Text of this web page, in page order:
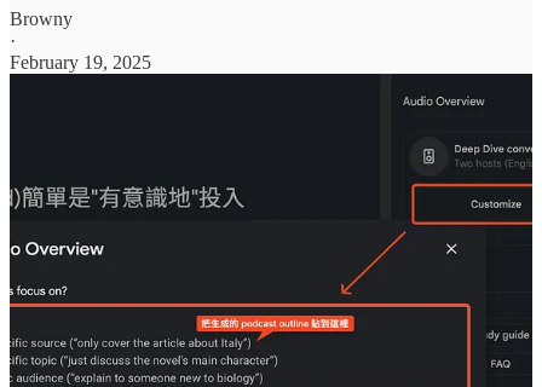
Browny
·
February 19, 2025